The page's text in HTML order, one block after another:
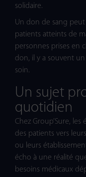
solidaire.
Un don de sang peut
patients atteints de
personnes prises en
don, il y a souvent
soin.
Un sujet
quotidien
Chez Group’Sure,
des patients vers
ou leurs
écho à une réalité
besoins médicaux